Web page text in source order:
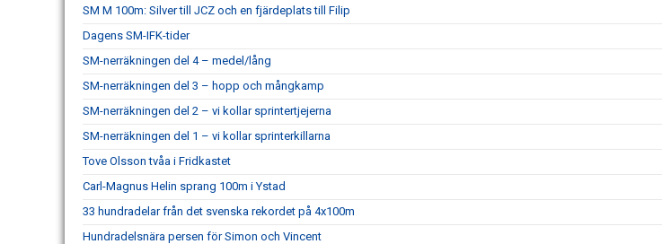
SM M 100m: Silver till JCZ och en fjärdeplats till Filip
Dagens SM-IFK-tider
SM-nerräkningen del 4 – medel/lång
SM-nerräkningen del 3 – hopp och mångkamp
SM-nerräkningen del 2 – vi kollar sprintertjejerna
SM-nerräkningen del 1 – vi kollar sprinterkillarna
Tove Olsson tvåa i Fridkastet
Carl-Magnus Helin sprang 100m i Ystad
33 hundradelar från det svenska rekordet på 4x100m
Hundradelsnära persen för Simon och Vincent